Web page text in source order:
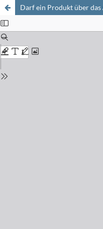
Darf ein Produkt über